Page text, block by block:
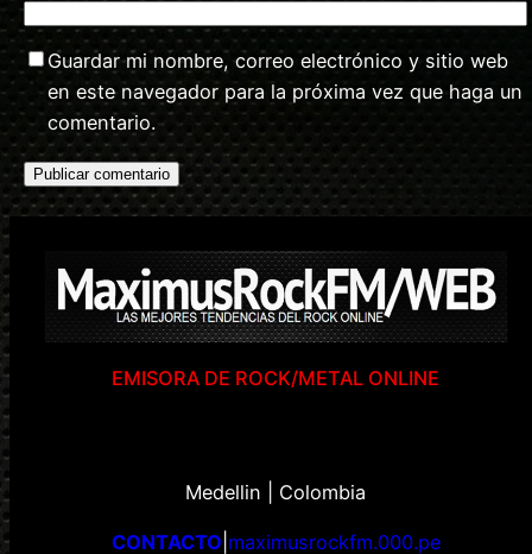
Guardar mi nombre, correo electrónico y sitio web
en este navegador para la próxima vez que haga un
comentario.
EMISORA DE ROCK/METAL ONLINE
Medellin | Colombia
CONTACTO maximusrockfm.000.pe